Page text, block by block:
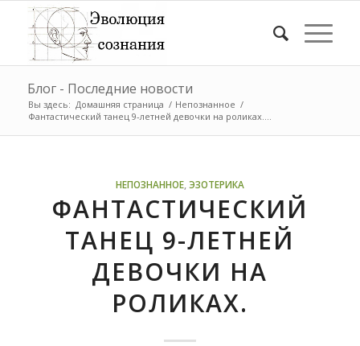
Блог - Последние новости
Вы здесь: Домашняя страница / Непознанное /
Фантастический танец 9-летней девочки на роликах....
НЕПОЗНАННОЕ, ЭЗОТЕРИКА
ФАНТАСТИЧЕСКИЙ
ТАНЕЦ 9-ЛЕТНЕЙ
ДЕВОЧКИ НА
РОЛИКАХ.